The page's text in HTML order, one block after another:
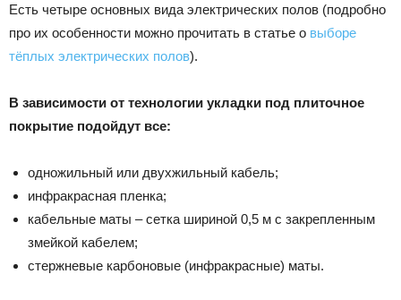
Есть четыре основных вида электрических полов (подробно
про их особенности можно прочитать в статье о выборе
тёплых электрических полов).
В зависимости от технологии укладки под плиточное
покрытие подойдут все:
одножильный или двухжильный кабель;
инфракрасная пленка;
кабельные маты – сетка шириной 0,5 м с закрепленным
змейкой кабелем;
стержневые карбоновые (инфракрасные) маты.